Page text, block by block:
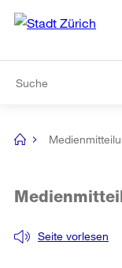
Navigation
[no
Seite vorlesen